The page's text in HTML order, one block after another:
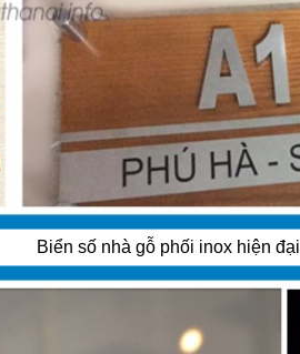
Biển số nhà gỗ phối inox hiện đại